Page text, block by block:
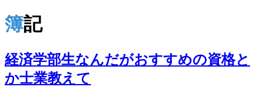
簿記
経済学部生なんだがおすすめの資格と
か士業教えて